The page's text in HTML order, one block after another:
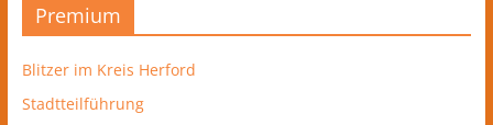
Premium
Blitzer im Kreis Herford
Stadtteilführung